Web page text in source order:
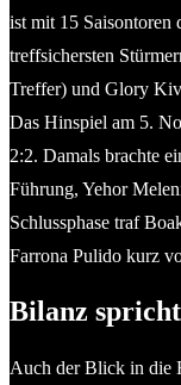
ist mit 15 Saisontoren
treffsichersten
Treffer) und Glory
Das Hinspiel am 5.
2:2. Damals brachte
Führung, Yehor
Schlussphase traf
Farrona Pulido kurz
Bilanz
Auch der Blick in die